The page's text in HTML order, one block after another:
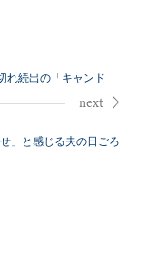
れ続出の「キャンド
」と感じる夫の日ごろ